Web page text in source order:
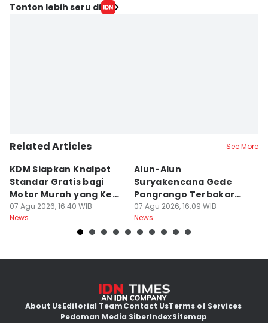
Tonton lebih seru di
Related Articles See More
KDM Siapkan Knalpot
Standar Gratis bagi
Motor Murah yang Kena
Razia
07 Agu 2026, 16:40 WIB
News
Alun-Alun
Suryakencana Gede
Pangrango Terbakar
Gegara Kompor
Pendaki
07 Agu 2026, 16:09 WIB
News
About UsEditorial TeamContact UsTerms of Services
Pedoman Media SiberIndexSitemap